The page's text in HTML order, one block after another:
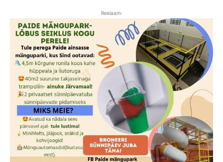
Reklaam: